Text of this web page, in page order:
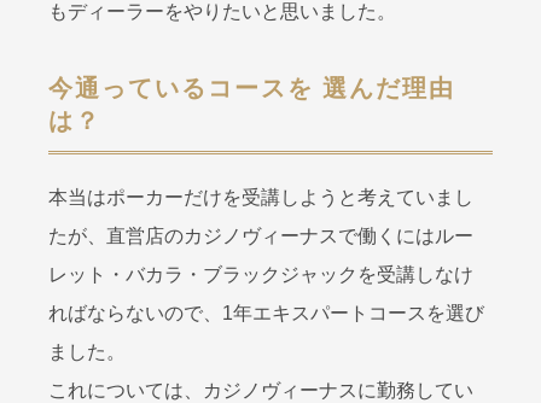
もディーラーをやりたいと思いました。
今通っているコースを 選んだ理由
は？
本当はポーカーだけを受講しようと考えていまし
たが、直営店のカジノヴィーナスで働くにはルー
レット・バカラ・ブラックジャックを受講しなけ
ればならないので、1年エキスパートコースを選び
ました。
これについては、カジノヴィーナスに勤務してい